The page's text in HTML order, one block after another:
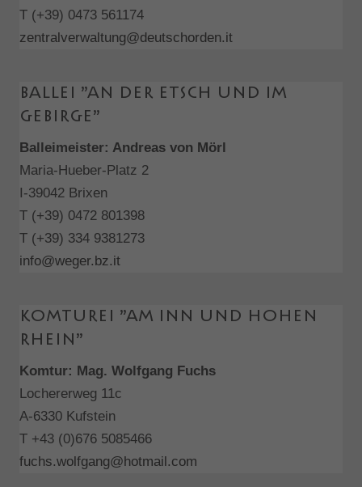
T (+39) 0473 561174
zentralverwaltung@deutschorden.it
Ballei ”An der Etsch und im
Gebirge”
Balleimeister: Andreas von Mörl
Maria-Hueber-Platz 2
I-39042 Brixen
T (+39) 0472 801398
T (+39) 334 9381273
info@weger.bz.it
Komturei ”Am Inn und Hohen
Rhein”
Komtur: Mag. Wolfgang Fuchs
Lochererweg 11c
A-6330 Kufstein
T +43 (0)676 5085466
fuchs.wolfgang@hotmail.com